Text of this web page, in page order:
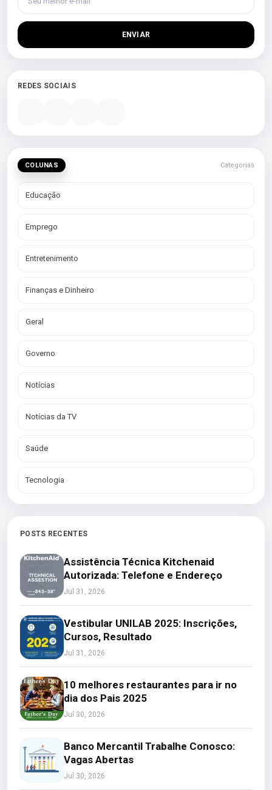
ENVIAR
REDES SOCIAIS
COLUNAS Categorias
Educação
Emprego
Entretenimento
Finanças e Dinheiro
Geral
Governo
Notícias
Notícias da TV
Saúde
Tecnologia
POSTS RECENTES
Assistência Técnica Kitchenaid
Autorizada: Telefone e Endereço
Jul 31, 2026
Vestibular UNILAB 2025: Inscrições,
Cursos, Resultado
Jul 31, 2026
10 melhores restaurantes para ir no
dia dos Pais 2025
Jul 30, 2026
Banco Mercantil Trabalhe Conosco:
Vagas Abertas
Jul 30, 2026